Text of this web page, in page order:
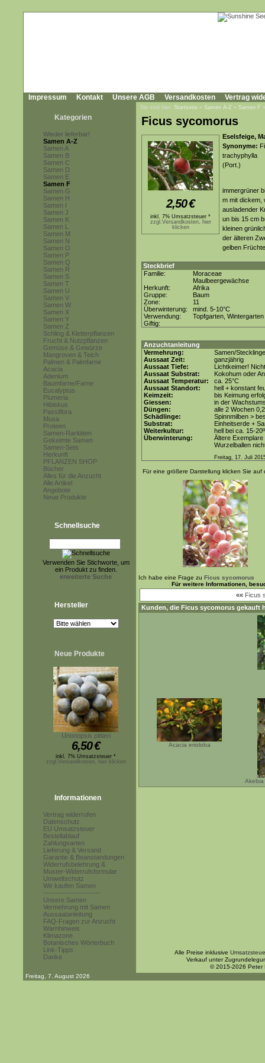
Impressum Kontakt Unsere AGB Versandkosten Vertrag
Kategorien
Wieder lieferbar!
Samen A-Z
Samen A
Samen B
Samen C
Samen D
Samen E
Samen F
Samen G
Samen H
Samen I
Samen J
Samen K
Samen L
Samen M
Samen N
Samen O
Samen P
Samen Q
Samen R
Samen S
Samen T
Samen U
Samen V
Samen W
Samen X
Samen Y
Samen Z
Schling & Kletterpflanzen
Frucht & Nutzpflanzen
Gemüse & Gewürze
Mangroven & Teich
Palmen & Palmfarne
Acacia
Adenium
Baumfarne/Farne
Eucalyptus
Plumeria
Hibiskus
Passiflora
Musa
Proteen
Samen-Raritäten
Gekeimte Samen
Samen-Sets
Herkunft
PFLANZEN SHOP
Bücher
Alles für die Anzucht
Alle Artikel
Angebote
Neue Produkte
Schnellsuche
Verwenden Sie Stichworte, um
ein Produkt zu finden.
erweiterte Suche
Hersteller
Neue Produkte
Unonopsis pittieri
6,50€
inkl. 7% Umsatzsteuer *
zzgl.Versandkosten, hier klicken
Informationen
Vertrag widerrufen
Datenschutz
EU Umsatzsteuer
Bestellablauf
Zahlungsarten
Lieferung & Versand
Garantie & Beanstandungen
Widerrufsbelehrung &
Muster-Widerrufsformular
Umweltschutz
Wir kaufen Samen
------------------------
Unsere Samen
Vermehrung mit Samen
Aussaatanleitung
FAQ-Fragen zur Anzucht
Warnhinweis
Klimazone
Botanisches Wörterbuch
Link-Tipps
Danke
Sie sind hier: Startseite » Samen A-Z » Samen F
Ficus sycomorus
2,50€
inkl. 7% Umsatzsteuer *
zzgl.Versandkosten, hier
klicken
Eselsfeige,
Synonyme:
trachyphylla
(Port.)
immergrüner
m mit dickem,
ausladender
un bis 15 cm
kleinen
der älteren
gelben
Steckbrief
Familie:
Moraceae
Maulbeergewächse
Herkunft:
Afrika
Gruppe:
Baum
Zone:
11
Überwinterung:
mind. 5-10°C
Verwendung:
Topfgarten, Wintergarten
Giftig:
Anzuchtanleitung
Vermehrung:
Samen/Stecklinge
Aussaat Zeit:
ganzjährig
Aussaat Tiefe:
Lichtkeimer!
Aussaat Substrat:
Kokohum oder
Aussaat Temperatur:
ca. 25°C
Aussaat Standort:
hell + konstant
Keimzeit:
bis Keimung
Giessen:
in der
Düngen:
alle 2 Wochen
Schädlinge:
Spinnmilben >
Substrat:
Einheitserde +
Weiterkultur:
hell bei ca. 15-
Überwinterung:
Ältere
Wurzelballen
Freitag, 17. Juli
Für eine größere Darstellung klicken Sie auf
Ich habe eine Frage zu Ficus sycomorus
Für weitere Informationen,
«« Ficus
Kunden, die Ficus sycomorus gekauft
Acacia erioloba
Akebia
Alle Preise inklusive
Verkauf unter
© 2015-2026 Peter
Freitag, 7. August 2026